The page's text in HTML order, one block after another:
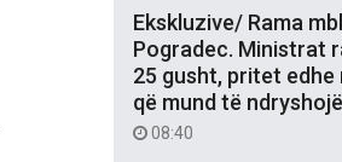
Ekskluzive/ Rama
Pogradec. Ministrat
25 gusht, pritet edhe
që mund të
08:40